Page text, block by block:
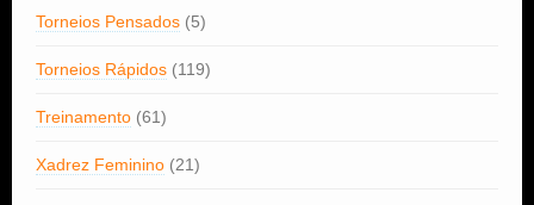
Torneios Pensados (5)
Torneios Rápidos (119)
Treinamento (61)
Xadrez Feminino (21)